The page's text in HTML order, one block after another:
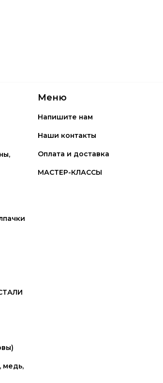
медь,
Меню
Напишите нам
Наши контакты
Оплата и доставка
МАСТЕР-КЛАССЫ